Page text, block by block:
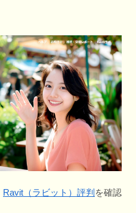
Ravit（ラビット）評判 を確認